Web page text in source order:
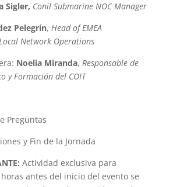
Sigler, Conil Submarine NOC Manager
Pelegrín, Head of EMEA
Network Operations
Noelia Miranda, Responsable de
y Formación del COIT
Preguntas
y Fin de la Jornada
Actividad exclusiva para
antes del inicio del evento se